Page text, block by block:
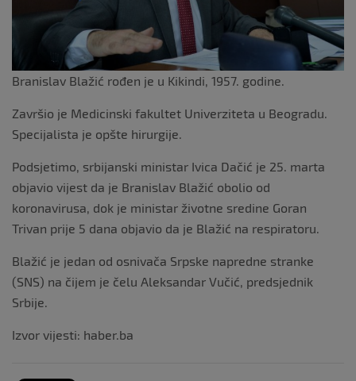
Branislav Blažić rođen je u Kikindi, 1957. godine.
Završio je Medicinski fakultet Univerziteta u Beogradu.
Specijalista je opšte hirurgije.
Podsjetimo, srbijanski ministar Ivica Dačić je 25. marta
objavio vijest da je Branislav Blažić obolio od
koronavirusa, dok je ministar životne sredine Goran
Trivan prije 5 dana objavio da je Blažić na respiratoru.
Blažić je jedan od osnivača Srpske napredne stranke
(SNS) na čijem je čelu Aleksandar Vučić, predsjednik
Srbije.
Izvor vijesti: haber.ba